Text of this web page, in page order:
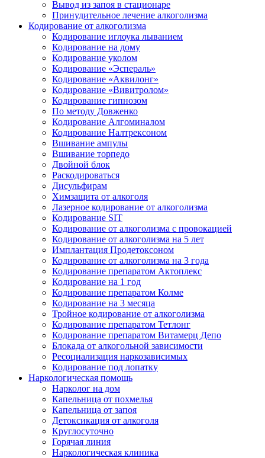
Вывод из запоя в стационаре
Принудительное лечение алкоголизма
Кодирование от алкоголизма
Кодирование иглоука лыванием
Кодирование на дому
Кодирование уколом
Кодирование «Эспераль»
Кодирование «Аквилонг»
Кодирование «Вивитролом»
Кодирование гипнозом
По методу Довженко
Кодирование Алгоминалом
Кодирование Налтрексоном
Вшивание ампулы
Вшивание торпедо
Двойной блок
Раскодироваться
Дисульфирам
Химзащита от алкоголя
Лазерное кодирование от алкоголизма
Кодирование SIT
Кодирование от алкоголизма с провокацией
Кодирование от алкоголизма на 5 лет
Имплантация Продетоксоном
Кодирование от алкоголизма на 3 года
Кодирование препаратом Актоплекс
Кодирование на 1 год
Кодирование препаратом Колме
Кодирование на 3 месяца
Тройное кодирование от алкоголизма
Кодирование препаратом Тетлонг
Кодирование препаратом Витамерц Депо
Блокада от алкогольной зависимости
Ресоциализация наркозависимых
Кодирование под лопатку
Наркологическая помощь
Нарколог на дом
Капельница от похмелья
Капельница от запоя
Детоксикация от алкоголя
Круглосуточно
Горячая линия
Наркологическая клиника